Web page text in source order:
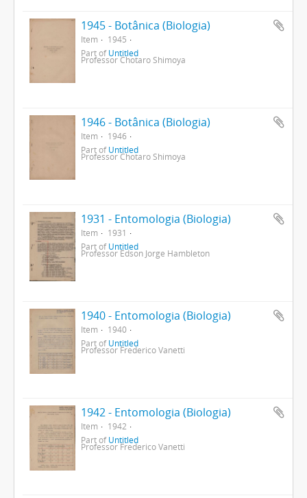
1945 - Botânica (Biologia)
Item
1945
Part ofUntitled
Professor Chotaro Shimoya
1946 - Botânica (Biologia)
Item
1946
Part ofUntitled
Professor Chotaro Shimoya
1931 - Entomologia (Biologia)
Item
1931
Part ofUntitled
Professor Edson Jorge Hambleton
1940 - Entomologia (Biologia)
Item
1940
Part ofUntitled
Professor Frederico Vanetti
1942 - Entomologia (Biologia)
Item
1942
Part ofUntitled
Professor Frederico Vanetti